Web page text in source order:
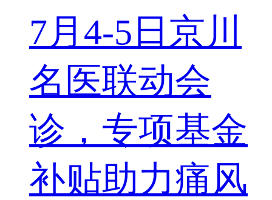
7月4-5日京川
名医联动会
诊，专项基金
补贴助力痛风